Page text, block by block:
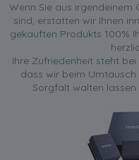
Wenn Sie aus irgendeinem
sind, erstatten wir Ihnen
gekauften Produkts 100%
Ihre Zufriedenheit steht
dass wir beim
Sorgfalt walten lassen